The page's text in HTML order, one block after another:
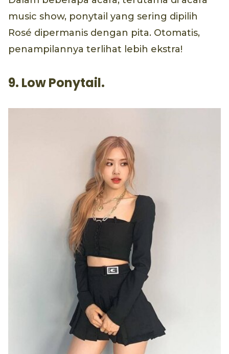
music show, ponytail yang sering dipilih
Rosé dipermanis dengan pita. Otomatis,
penampilannya terlihat lebih ekstra!
9. Low Ponytail.